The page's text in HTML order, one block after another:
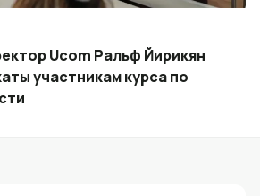
Ucom Ральф Йирикян
участникам курса по